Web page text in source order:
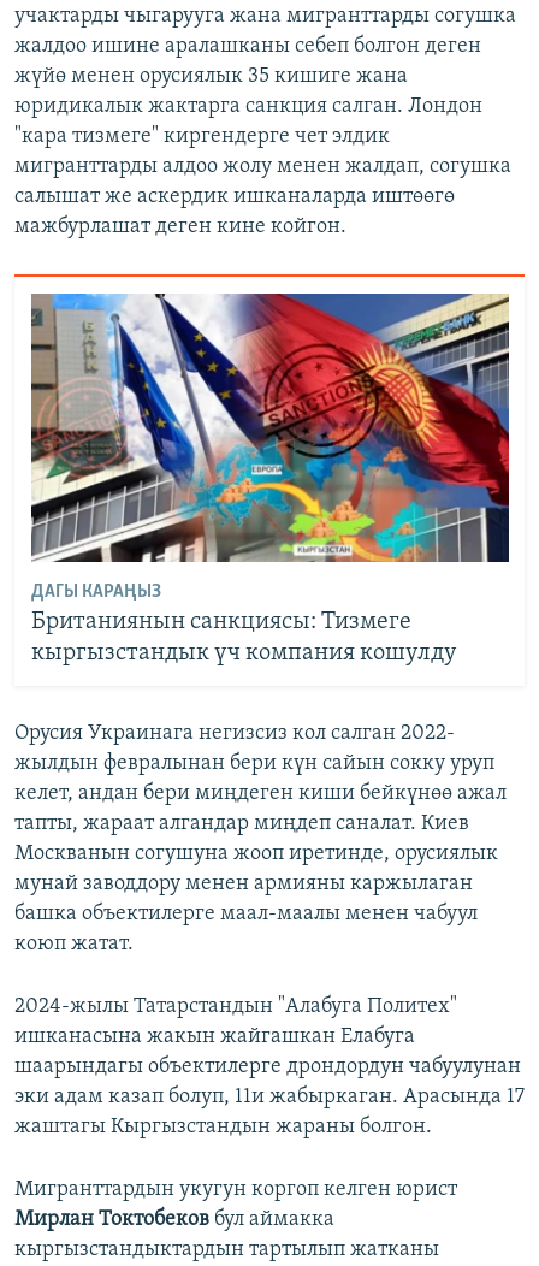
учактарды чыгарууга жана мигранттарды согушка
жалдоо ишине аралашканы себеп болгон деген
жүйө менен орусиялык 35 кишиге жана
юридикалык жактарга санкция салган. Лондон
"кара тизмеге" киргендерге чет элдик
мигранттарды алдоо жолу менен жалдап, согушка
салышат же аскердик ишканаларда иштөөгө
мажбурлашат деген кине койгон.
ДАГЫ КАРАҢЫЗ
Британиянын санкциясы: Тизмеге
кыргызстандык үч компания кошулду
Орусия Украинага негизсиз кол салган 2022-
жылдын февралынан бери күн сайын сокку уруп
келет, андан бери миңдеген киши бейкүнөө ажал
тапты, жараат алгандар миңдеп саналат. Киев
Москванын согушуна жооп иретинде, орусиялык
мунай заводдору менен армияны каржылаган
башка объектилерге маал-маалы менен чабуул
коюп жатат.
2024-жылы Татарстандын "Алабуга Политех"
ишканасына жакын жайгашкан Елабуга
шаарындагы объектилерге дрондордун чабуулунан
эки адам казап болуп, 11и жабыркаган. Арасында 17
жаштагы Кыргызстандын жараны болгон.
Мигранттардын укугун коргоп келген юрист
Мирлан Токтобеков бул аймакка
кыргызстандыктардын тартылып жатканы